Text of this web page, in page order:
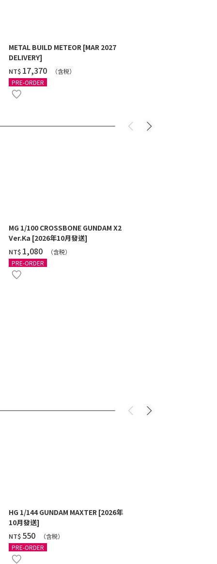
METAL BUILD METEOR [MAR 2027
DELIVERY]
NT$ ‌17,370
（含税）
PRE-ORDER
MG 1/100 CROSSBONE GUNDAM X2
Ver.Ka [2026年10月發送]
NT$ ‌1,080
（含税）
PRE-ORDER
HG 1/144 GUNDAM MAXTER [2026年
10月發送]
NT$ ‌550
（含税）
PRE-ORDER